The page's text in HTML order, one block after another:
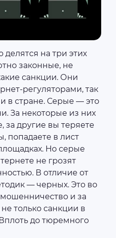
на три этих
законные, не
санкции. Они
регуляторами, так
в стране. Серые ― это
За некоторые из них
за другие вы теряете
попадаете в лист
Но серые
не грозят
В отличие от
― черных. Это во
и за
только санкции в
до тюремного